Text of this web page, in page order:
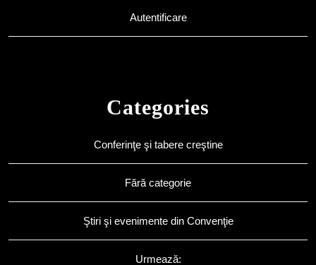
Autentificare
Categories
Conferinţe şi tabere creştine
Fără categorie
Ştiri şi evenimente din Convenţie
Urmează: